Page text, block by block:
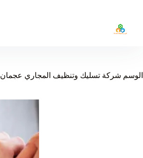
المحتوى
الوسم شركة تسليك وتنظيف المجاري عجمان